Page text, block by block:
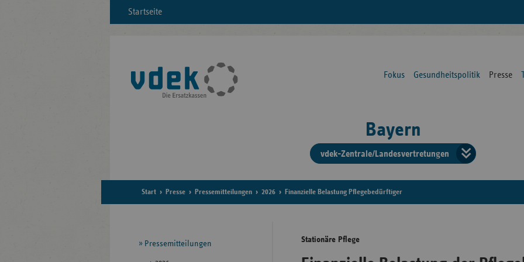
Startseite
Fokus Gesundheitspolitik Presse
Bayern
vdek-Zentrale/Landesvertretungen
der
Start Presse Pressemitteilungen 2026 Finanzielle Belastung Pflegebedürftiger
Stationäre Pflege
Seitennavigation
Pressemitteilungen